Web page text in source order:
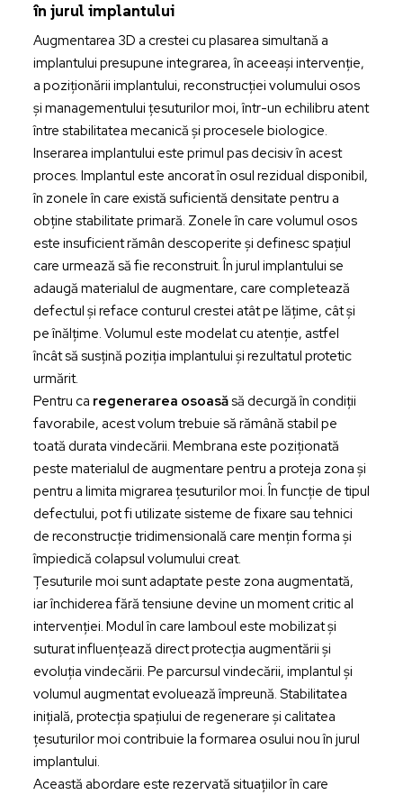
în jurul implantului
Augmentarea 3D a crestei cu plasarea simultană a
implantului presupune integrarea, în aceeași intervenție,
a poziționării implantului, reconstrucției volumului osos
și managementului țesuturilor moi, într-un echilibru atent
între stabilitatea mecanică și procesele biologice.
Inserarea implantului este primul pas decisiv în acest
proces. Implantul este ancorat în osul rezidual disponibil,
în zonele în care există suficientă densitate pentru a
obține stabilitate primară. Zonele în care volumul osos
este insuficient rămân descoperite și definesc spațiul
care urmează să fie reconstruit. În jurul implantului se
adaugă materialul de augmentare, care completează
defectul și reface conturul crestei atât pe lățime, cât și
pe înălțime. Volumul este modelat cu atenție, astfel
încât să susțină poziția implantului și rezultatul protetic
urmărit.
Pentru ca regenerarea osoasăsă decurgă în condiții
favorabile, acest volum trebuie să rămână stabil pe
toată durata vindecării. Membrana este poziționată
peste materialul de augmentare pentru a proteja zona și
pentru a limita migrarea țesuturilor moi. În funcție de tipul
defectului, pot fi utilizate sisteme de fixare sau tehnici
de reconstrucție tridimensională care mențin forma și
împiedică colapsul volumului creat.
Țesuturile moi sunt adaptate peste zona augmentată,
iar închiderea fără tensiune devine un moment critic al
intervenției. Modul în care lamboul este mobilizat și
suturat influențează direct protecția augmentării și
evoluția vindecării. Pe parcursul vindecării, implantul și
volumul augmentat evoluează împreună. Stabilitatea
inițială, protecția spațiului de regenerare și calitatea
țesuturilor moi contribuie la formarea osului nou în jurul
implantului.
Această abordare este rezervată situațiilor în care